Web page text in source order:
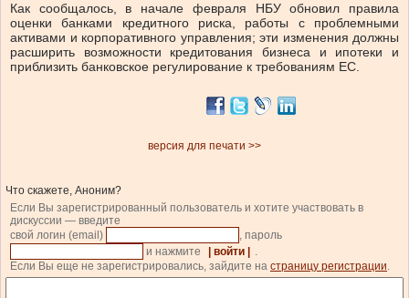
Как сообщалось, в начале февраля НБУ обновил правила
оценки банками кредитного риска, работы с проблемными
активами и корпоративного управления; эти изменения должны
расширить возможности кредитования бизнеса и ипотеки и
приблизить банковское регулирование к требованиям ЕС.
версия для печати >>
Что скажете, Аноним?
Если Вы зарегистрированный пользователь и хотите участвовать в
дискуссии — введите
свой логин (email)
, пароль
и нажмите
| войти |
.
Если Вы еще не зарегистрировались, зайдите на страницу регистрации.